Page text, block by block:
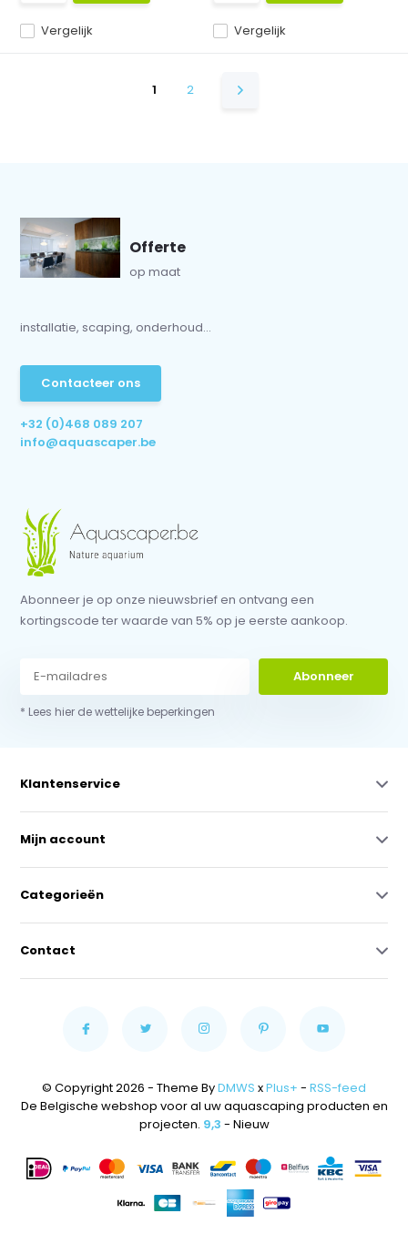
Vergelijk Vergelijk
1 2
Offerte
op maat
installatie, scaping, onderhoud...
Contacteer ons
+32 (0)468 089 207
info@aquascaper.be
Abonneer je op onze nieuwsbrief en ontvang een
kortingscode ter waarde van 5% op je eerste aankoop.
Abonneer
* Lees hier de wettelijke beperkingen
Klantenservice
Mijn account
Categorieën
Contact
© Copyright 2026 - Theme ByDMWS xPlus+ - RSS-feed
De Belgische webshop voor al uw aquascaping producten en
projecten. 9,3 - Nieuw